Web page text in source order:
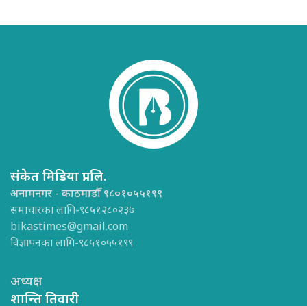
संकेत मिडिया प्रा.लि.
अनामनगर - काठमाडौँ ९८०१०५५१९९
समाचारका लागि-९८५१२८०२३७
bikastimes@gmail.com
विज्ञापनका लागि-९८५१०५५१९९
अध्यक्ष
शान्ति तिवारी